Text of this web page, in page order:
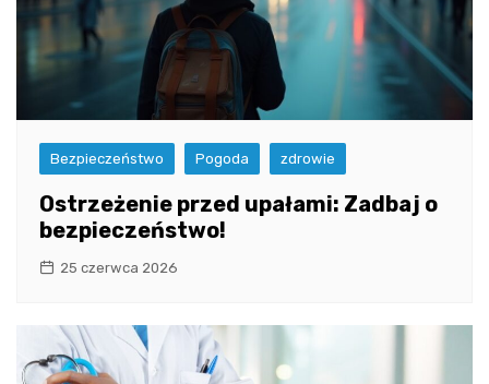
Bezpieczeństwo Pogoda zdrowie
Ostrzeżenie przed upałami: Zadbaj o
bezpieczeństwo!
25 czerwca 2026